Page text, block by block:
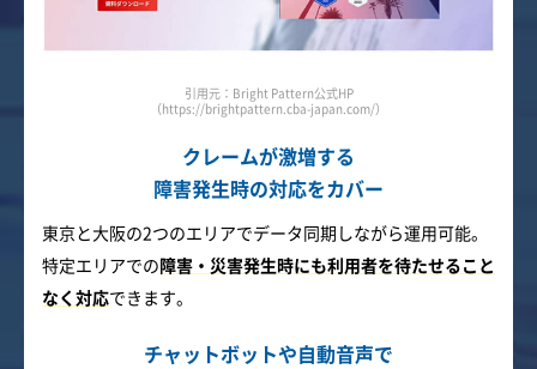
引用元：Bright Pattern公式HP
（https://brightpattern.cba-japan.com/）
クレームが激増する
障害発生時の対応をカバー
東京と大阪の2つのエリアでデータ同期しながら運用可能。
特定エリアでの障害・災害発生時にも利用者を待たせること
なく対応できます。
チャットボットや自動音声で